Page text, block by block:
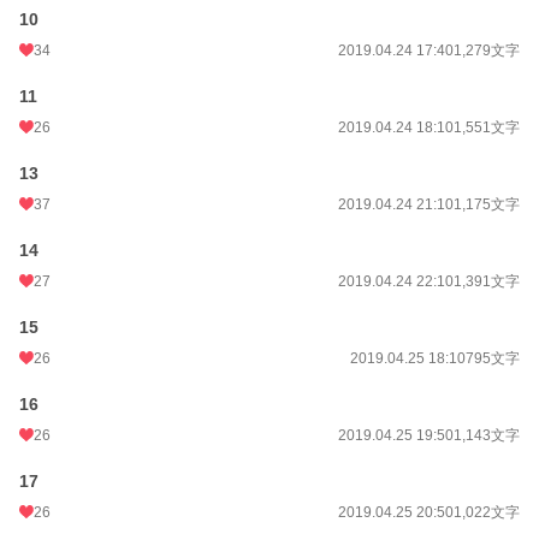
10
34 2019.04.24 17:401,279文字
11
26 2019.04.24 18:101,551文字
13
37 2019.04.24 21:101,175文字
14
27 2019.04.24 22:101,391文字
15
26 2019.04.25 18:10795文字
16
26 2019.04.25 19:501,143文字
17
26 2019.04.25 20:501,022文字